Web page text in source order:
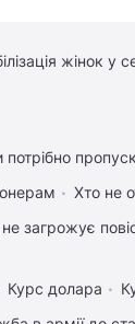
жінок у
потрібно
Хто не
загрожує
Курс долара